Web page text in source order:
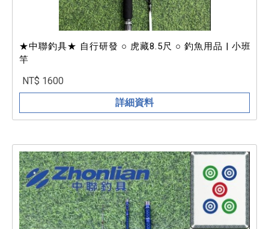
★中聯釣具★ 自行研發 ○ 虎藏8.5尺 ○ 釣魚用品 | 小班
竿
NT$ 1600
詳細資料